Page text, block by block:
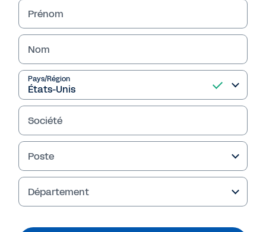
prévisionnel
Consultez la dernière évaluation
IDC MarketScape des fournisseurs de solutions
de planification et de budgétisation pour
découvrir pourquoi Workday figure parmi les
leaders.
Lire le rapport
Prénom
Nom
Pays/Région
Société
Poste
Département